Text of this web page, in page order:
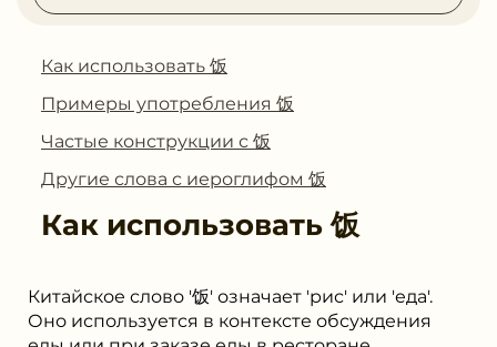
Как использовать 饭
Примеры употребления 饭
Частые конструкции с 饭
Другие слова с иероглифом 饭
Как использовать饭
Китайское слово '饭' означает 'рис' или 'еда'.
Оно используется в контексте обсуждения